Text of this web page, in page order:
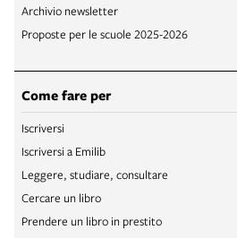
Archivio newsletter
Proposte per le scuole 2025-2026
Come fare per
Iscriversi
Iscriversi a Emilib
Leggere, studiare, consultare
Cercare un libro
Prendere un libro in prestito